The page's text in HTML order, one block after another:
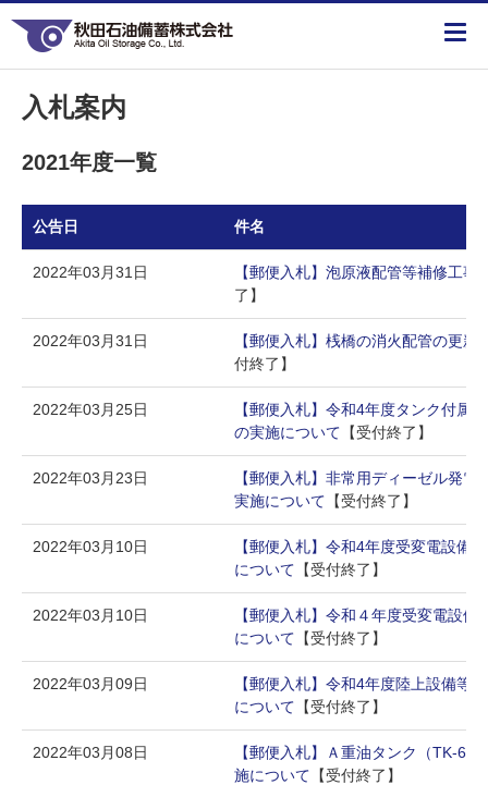
入札案内
2021年度一覧
公告日 件名
2022年03月31日
【郵便入札】泡原液配管等補修工事
了】
2022年03月31日
【郵便入札】桟橋の消火配管の更新
付終了】
2022年03月25日
【郵便入札】令和4年度タンク付属
の実施について 【受付終了】
2022年03月23日
【郵便入札】非常用ディーゼル発
実施について 【受付終了】
2022年03月10日
【郵便入札】令和4年度受変電設備
について 【受付終了】
2022年03月10日
【郵便入札】令和４年度受変電設
について 【受付終了】
2022年03月09日
【郵便入札】令和4年度陸上設備等
について 【受付終了】
2022年03月08日
【郵便入札】Ａ重油タンク（TK-69
施について 【受付終了】